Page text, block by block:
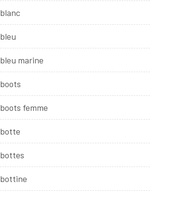
blanc
bleu
bleu marine
boots
boots femme
botte
bottes
bottine